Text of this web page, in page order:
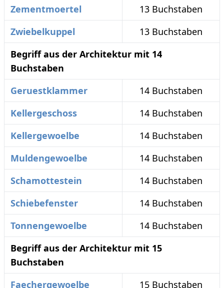
Zementmoertel
13 Buchstaben
Zwiebelkuppel
13 Buchstaben
Begriff aus der Architektur mit 14
Buchstaben
Geruestklammer
14 Buchstaben
Kellergeschoss
14 Buchstaben
Kellergewoelbe
14 Buchstaben
Muldengewoelbe
14 Buchstaben
Schamottestein
14 Buchstaben
Schiebefenster
14 Buchstaben
Tonnengewoelbe
14 Buchstaben
Begriff aus der Architektur mit 15
Buchstaben
Faechergewoelbe
15 Buchstaben